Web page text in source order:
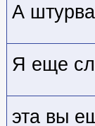
А
Я еще
эта вы